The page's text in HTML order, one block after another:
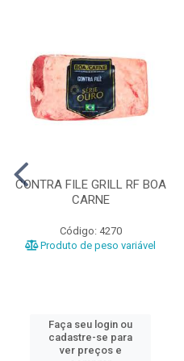
CONTRA FILE GRILL RF BOA
CARNE
Código: 4270
Produto de peso variável
Faça seu login ou
cadastre-se para
ver preços e